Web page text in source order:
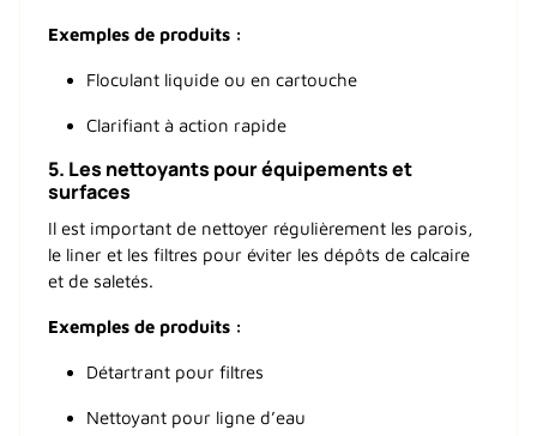
Exemples de produits :
Floculant liquide ou en cartouche
Clarifiant à action rapide
5. Les nettoyants pour équipements et
surfaces
Il est important de nettoyer régulièrement les parois,
le liner et les filtres pour éviter les dépôts de calcaire
et de saletés.
Exemples de produits :
Détartrant pour filtres
Nettoyant pour ligne d’eau